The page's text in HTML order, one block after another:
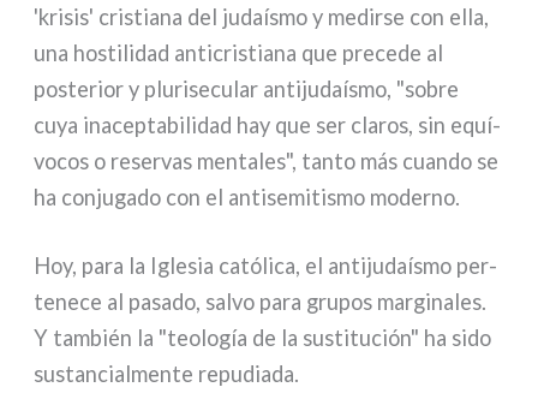
'kri­sis' cri­stia­na del judaí­smo y medir­se con ella,
una hosti­li­dad anti­cri­stia­na que pre­ce­de al
poste­rior y plu­ri­se­cu­lar anti­ju­daí­smo, "sobre
cuya ina­cep­ta­bi­li­dad hay que ser cla­ros, sin equí­
vo­cos o reser­vas men­ta­les", tan­to más cuan­do se
ha con­ju­ga­do con el anti­se­mi­ti­smo moder­no.
Hoy, para la Iglesia cató­li­ca, el anti­ju­daí­smo per­
te­ne­ce al pasa­do, sal­vo para gru­pos mar­gi­na­les.
Y tam­bién la "teo­lo­gía de la susti­tu­ción" ha sido
sustan­cial­men­te repu­dia­da.